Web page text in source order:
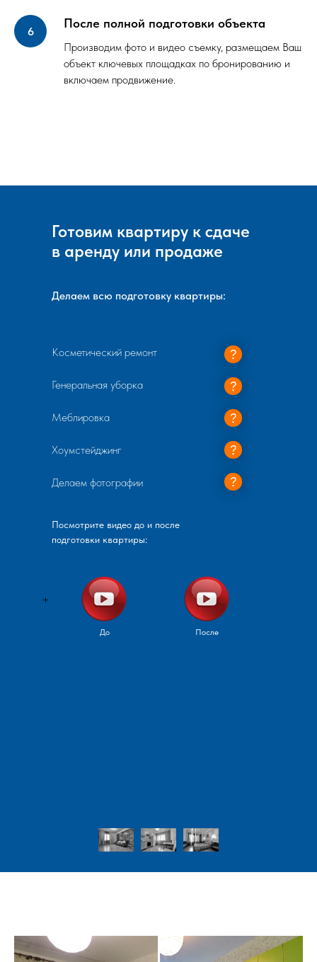
После полной подготовки объекта
Производим фото и видео съемку, размещаем Ваш
объект ключевых площадках по бронированию и
включаем продвижение.
Готовим квартиру к сдаче
в аренду или продаже
До После
+
Делаем всю подготовку квартиры:
Косметический ремонт
Генеральная уборка
Меблировка
Хоумстейджинг
Делаем фотографии
Посмотрите видео до и после
подготовки квартиры: